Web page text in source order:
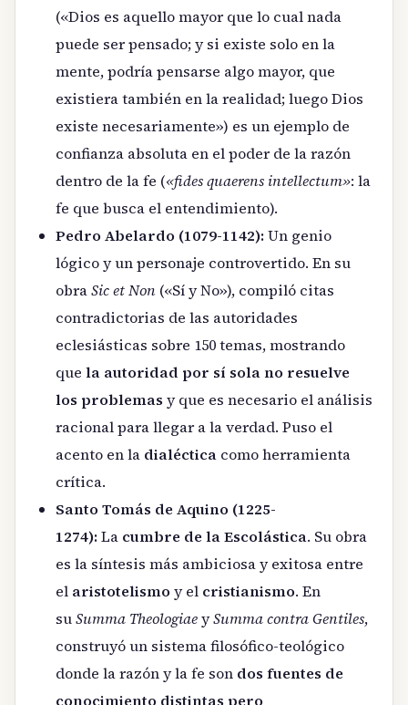
(«Dios es aquello mayor que lo cual nada
puede ser pensado; y si existe solo en la
mente, podría pensarse algo mayor, que
existiera también en la realidad; luego Dios
existe necesariamente») es un ejemplo de
confianza absoluta en el poder de la razón
dentro de la fe («fides quaerens intellectum»: la
fe que busca el entendimiento).
Pedro Abelardo (1079-1142):Un genio
lógico y un personaje controvertido. En su
obraSic et Non («Sí y No»), compiló citas
contradictorias de las autoridades
eclesiásticas sobre 150 temas, mostrando
que la autoridad por sí sola no resuelve
los problemas y que es necesario el análisis
racional para llegar a la verdad. Puso el
acento en la dialéctica como herramienta
crítica.
Santo Tomás de Aquino (1225-
1274):La cumbre de la Escolástica. Su obra
es la síntesis más ambiciosa y exitosa entre
el aristotelismo y el cristianismo. En
suSumma TheologiaeySumma contra Gentiles,
construyó un sistema filosófico-teológico
donde la razón y la fe son dos fuentes de
conocimiento distintas pero